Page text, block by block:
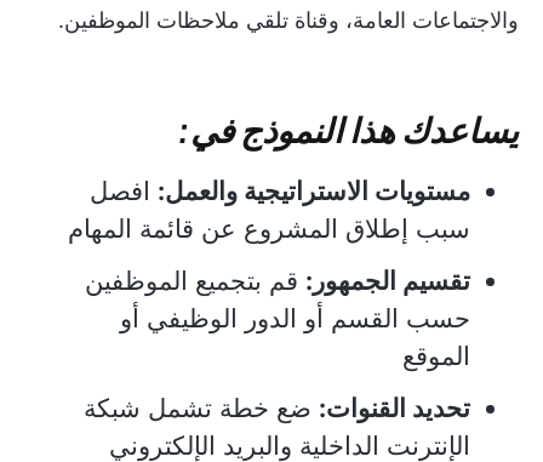
والاجتماعات العامة، وقناة تلقي ملاحظات الموظفين.
يساعدك هذا النموذج في:
مستويات الاستراتيجية والعمل: افصل
سبب إطلاق المشروع عن قائمة المهام
تقسيم الجمهور: قم بتجميع الموظفين
حسب القسم أو الدور الوظيفي أو
الموقع
تحديد القنوات: ضع خطة تشمل شبكة
الإنترنت الداخلية والبريد الإلكتروني